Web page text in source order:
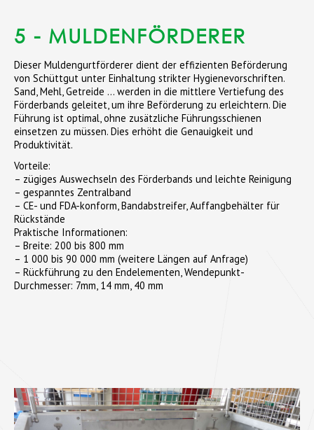
5 - MULDENFÖRDERER
Dieser Muldengurtförderer dient der effizienten Beförderung
von Schüttgut unter Einhaltung strikter Hygienevorschriften.
Sand, Mehl, Getreide … werden in die mittlere Vertiefung des
Förderbands geleitet, um ihre Beförderung zu erleichtern. Die
Führung ist optimal, ohne zusätzliche Führungsschienen
einsetzen zu müssen. Dies erhöht die Genauigkeit und
Produktivität.
Vorteile:
– zügiges Auswechseln des Förderbands und leichte Reinigung
– gespanntes Zentralband
– CE- und FDA-konform, Bandabstreifer, Auffangbehälter für
Rückstände
Praktische Informationen:
– Breite: 200 bis 800 mm
– 1 000 bis 90 000 mm (weitere Längen auf Anfrage)
– Rückführung zu den Endelementen, Wendepunkt-
Durchmesser: 7mm, 14 mm, 40 mm